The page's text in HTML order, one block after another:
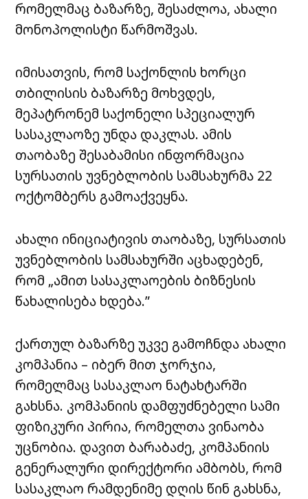
რომელმაც ბაზარზე, შესაძლოა, ახალი
მონოპოლისტი წარმოშვას.
იმისათვის, რომ საქონლის ხორცი
თბილისის ბაზარზე მოხვდეს,
მეპატრონემ საქონელი სპეციალურ
სასაკლაოზე უნდა დაკლას. ამის
თაობაზე შესაბამისი ინფორმაცია
სურსათის უვნებლობის სამსახურმა 22
ოქტომბერს გამოაქვეყნა.
ახალი ინიციატივის თაობაზე, სურსათის
უვნებლობის სამსახურში აცხადებენ,
რომ „ამით სასაკლაოების ბიზნესის
წახალისება ხდება.”
ქართულ ბაზარზე უკვე გამოჩნდა ახალი
კომპანია – იბერ მით ჯორჯია,
რომელმაც სასაკლაო ნატახტარში
გახსნა. კომპანიის დამფუძნებელი სამი
ფიზიკური პირია, რომელთა ვინაობა
უცნობია. დავით ბარაბაძე, კომპანიის
გენერალური დირექტორი ამბობს, რომ
სასაკლაო რამდენიმე დღის წინ გახსნა,